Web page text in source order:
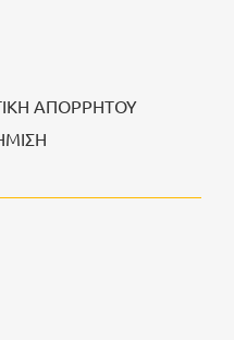
ΑΠΟΡΡΗΤΟΥ